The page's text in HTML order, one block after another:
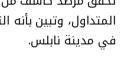
المتداول، وتبين
في مدينة نابلس.